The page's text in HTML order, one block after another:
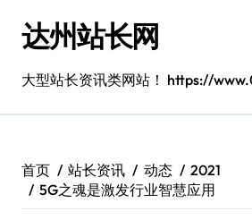
达州站长网
大型站长资讯类网站！ https://
首页 站长资讯 动态
2021
5G之魂是激发行业智慧应用